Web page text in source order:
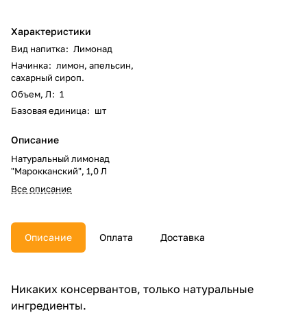
Характеристики
Вид напитка: Лимонад
Начинка: лимон, апельсин,
сахарный сироп.
Объем, Л: 1
Базовая единица: шт
Описание
Натуральный лимонад
"Марокканский", 1,0 Л
Все описание
Описание Оплата Доставка
Никаких консервантов, только натуральные
ингредиенты.